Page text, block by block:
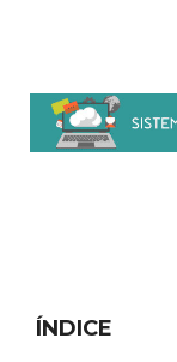
ÍNDICE